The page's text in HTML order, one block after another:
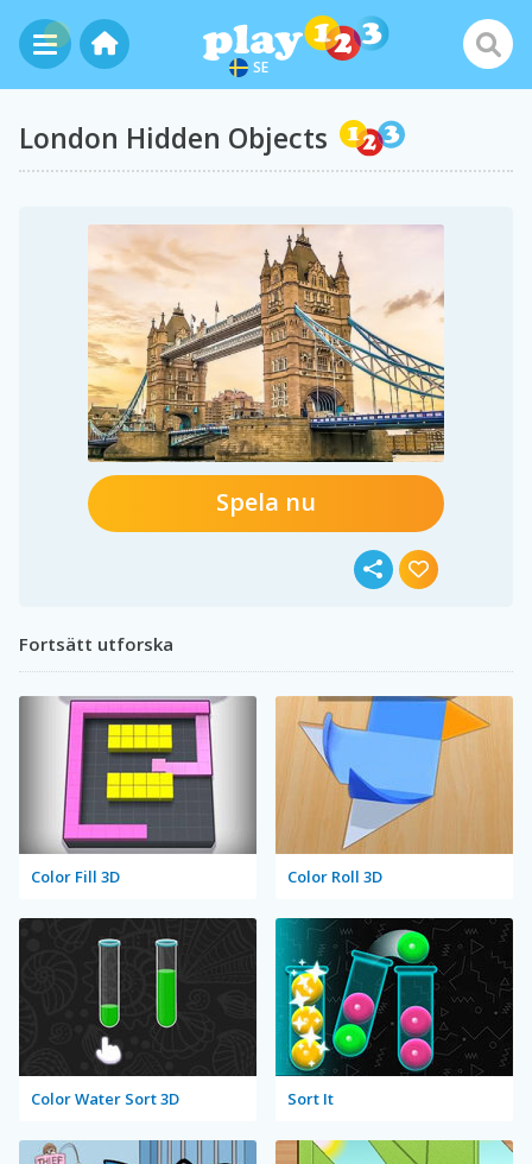
SE
London Hidden Objects
Spela nu
Fortsätt utforska
Color Fill 3D Color Roll 3D
Color Water Sort 3D Sort It